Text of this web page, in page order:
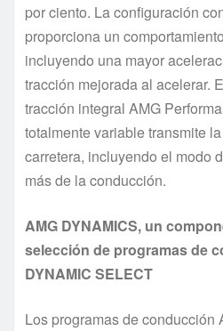
por ciento. La configuración
proporciona un
incluyendo una mayor
tracción mejorada al acelerar.
tracción integral AMG
totalmente variable transmite
carretera, incluyendo el modo
más de la conducción.
AMG DYNAMICS, un
selección de programas de
DYNAMIC SELECT
Los programas de conducción